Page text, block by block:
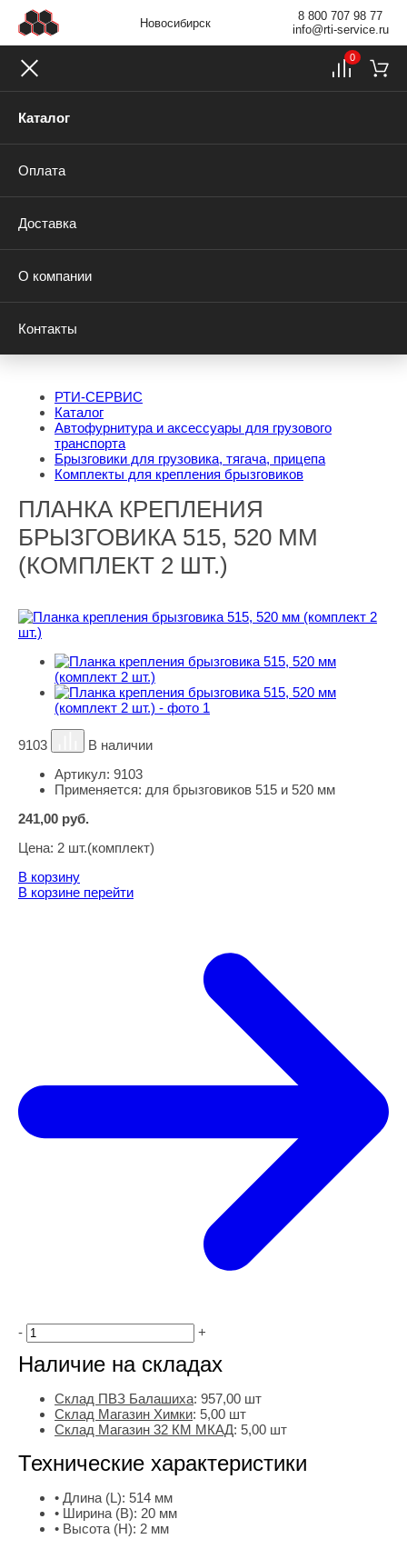
Новосибирск
8 800 707 98 77
info@rti-service.ru
Каталог
Оплата
Доставка
О компании
Контакты
0
РТИ-СЕРВИС
Каталог
Автофурнитура и аксессуары для грузового
транспорта
Брызговики для грузовика, тягача, прицепа
Комплекты для крепления брызговиков
ПЛАНКА КРЕПЛЕНИЯ
БРЫЗГОВИКА 515, 520 ММ
(КОМПЛЕКТ 2 ШТ.)
9103
В наличии
Артикул: 9103
Применяется: для брызговиков 515 и 520 мм
241,00 руб.
Цена: 2 шт.(комплект)
В корзину
В корзине перейти
- +
Наличие на складах
Склад ПВЗ Балашиха: 957,00 шт
Склад Магазин Химки: 5,00 шт
Склад Магазин 32 КМ МКАД: 5,00 шт
Технические характеристики
• Длина (L): 514 мм
• Ширина (B): 20 мм
• Высота (H): 2 мм